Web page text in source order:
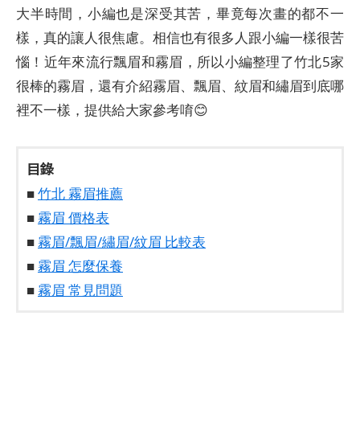
大半時間，小編也是深受其苦，畢竟每次畫的都不一
樣，真的讓人很焦慮。相信也有很多人跟小編一樣很苦
惱！近年來流行飄眉和霧眉，所以小編整理了竹北5家
很棒的霧眉，還有介紹霧眉、飄眉、紋眉和繡眉到底哪
裡不一樣，提供給大家參考唷😊
目錄
■竹北 霧眉推薦
■霧眉 價格表
■霧眉/飄眉/繡眉/紋眉 比較表
■霧眉 怎麼保養
■霧眉 常見問題